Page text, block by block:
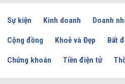
Sự kiện Kinh doanh Doanh
Cộng đồng Khoẻ và Đẹp Bất
Chứng khoán Tiền điện tử